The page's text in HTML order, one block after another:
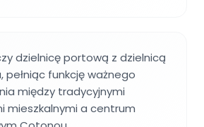
dzielnicę portową z dzielnicą
pełniąc funkcję ważnego
między tradycyjnymi
mieszkalnymi a centrum